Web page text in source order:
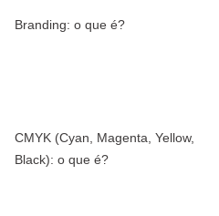
Branding: o que é?
CMYK (Cyan, Magenta, Yellow,
Black): o que é?